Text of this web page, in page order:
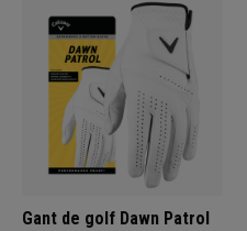
Gant de golf Dawn Patrol